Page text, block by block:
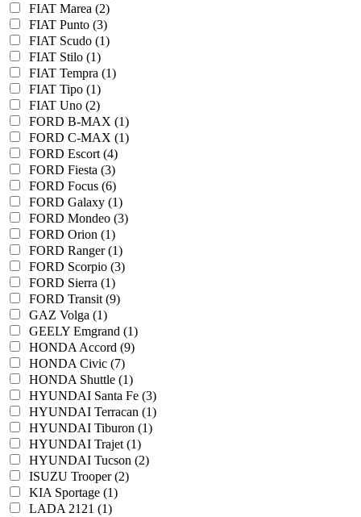
FIAT Marea (2)
FIAT Punto (3)
FIAT Scudo (1)
FIAT Stilo (1)
FIAT Tempra (1)
FIAT Tipo (1)
FIAT Uno (2)
FORD B-MAX (1)
FORD C-MAX (1)
FORD Escort (4)
FORD Fiesta (3)
FORD Focus (6)
FORD Galaxy (1)
FORD Mondeo (3)
FORD Orion (1)
FORD Ranger (1)
FORD Scorpio (3)
FORD Sierra (1)
FORD Transit (9)
GAZ Volga (1)
GEELY Emgrand (1)
HONDA Accord (9)
HONDA Civic (7)
HONDA Shuttle (1)
HYUNDAI Santa Fe (3)
HYUNDAI Terracan (1)
HYUNDAI Tiburon (1)
HYUNDAI Trajet (1)
HYUNDAI Tucson (2)
ISUZU Trooper (2)
KIA Sportage (1)
LADA 2121 (1)